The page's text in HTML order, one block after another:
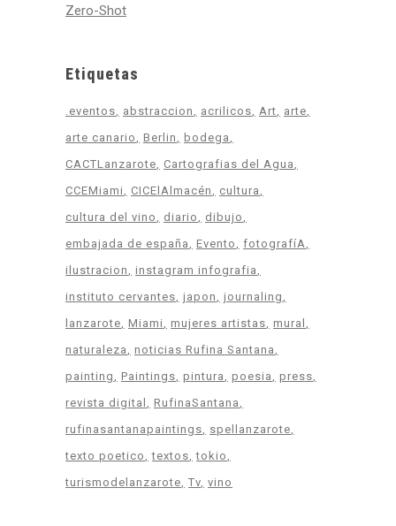
Zero-Shot
Etiquetas
.eventos abstraccion acrilicos Art
arte
arte canario
Berlin
bodega
CACTLanzarote
Cartografias del Agua
CCEMiami
CICElAlmacén
cultura
cultura del vino
diario
dibujo
embajada de españa
Evento
fotografíA
ilustracion
instagram infografia
instituto cervantes japon
journaling
lanzarote Miami mujeres artistas mural
naturaleza
noticias Rufina Santana
painting
Paintings pintura poesia
press
revista digital
RufinaSantana
rufinasantanapaintings
spellanzarote
texto poetico
textos tokio
turismodelanzarote Tv vino